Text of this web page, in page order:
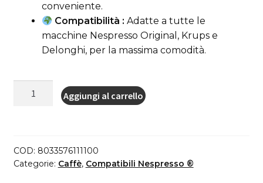
conveniente.
Compatibilità : Adatte a tutte le
macchine Nespresso Original, Krups e
Delonghi, per la massima comodità.
Miscela
Cremosa
Aggiungi al carrello
COD: 8033576111100
Categorie: Caffè, Compatibili Nespresso ®